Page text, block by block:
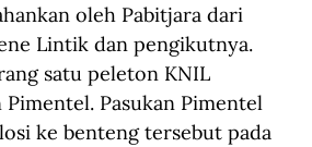
oleh Pabitjara dari
Lintik dan pengikutnya.
satu peleton KNIL
Pasukan Pimentel
ke benteng tersebut pada